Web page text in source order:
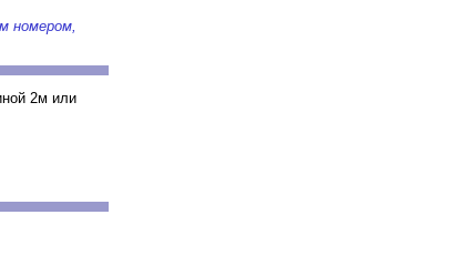
номером,
2м или